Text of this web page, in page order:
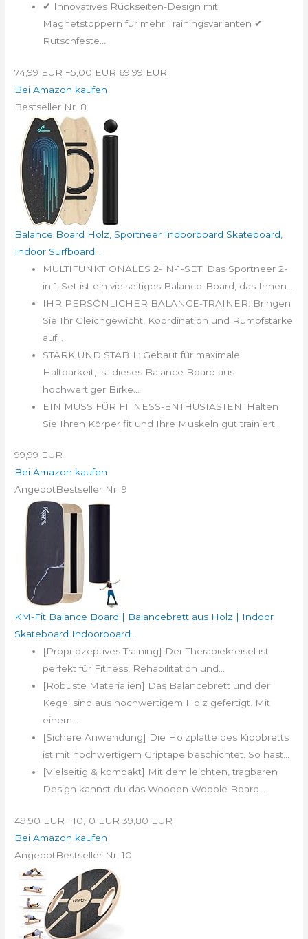
✔ Innovatives Rückseiten-Design mit
Magnetstoppern für mehr Trainingsvarianten ✔
Rutschfeste...
74,99 EUR −5,00 EUR 69,99 EUR
Bei Amazon kaufen
Bestseller Nr. 8
Balance Board Holz, Sportneer Indoorboard Skateboard,
Indoor Surfboard...
MULTIFUNKTIONALES 2-IN-1-SET: Das Sportneer 2-
in-1-Set ist ein vielseitiges Balance-Board, das Ihnen...
IHR PERSÖNLICHER BALANCE-TRAINER: Bringen
Sie Ihr Gleichgewicht, Koordination und Rumpfstärke
auf...
STARK UND STABIL: Gebaut für maximale
Haltbarkeit, ist dieses Balance Board aus
hochwertiger Birke...
EIN MUSS FÜR FITNESS-ENTHUSIASTEN: Halten
Sie Ihren Körper fit und Ihre Muskeln gut trainiert...
99,99 EUR
Bei Amazon kaufen
AngebotBestseller Nr. 9
KM-Fit Balance Board | Balancebrett aus Holz | Indoor
Skateboard Indoorboard...
[Propriozeptives Training] Der Therapiekreisel ist
perfekt für Fitness, Rehabilitation und...
[Robuste Materialien] Das Balancebrett und der
Kegel sind aus hochwertigem Holz gefertigt. Mit
einem...
[Sichere Anwendung] Die Holzplatte des Kippbretts
ist mit hochwertigem Griptape beschichtet. So hast...
[Vielseitig & kompakt] Mit dem leichten, tragbaren
Design kannst du das Wooden Wobble Board...
49,90 EUR −10,10 EUR 39,80 EUR
Bei Amazon kaufen
AngebotBestseller Nr. 10